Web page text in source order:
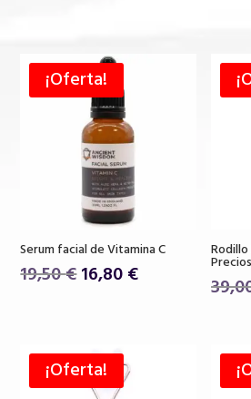
¡Oferta!
Serum facial de Vitamina C
19,50€El
19,50 €.
16,80€El
¡Oferta!